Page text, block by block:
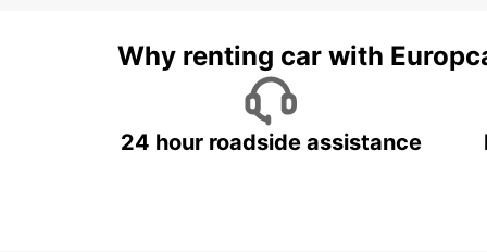
Why renting car with
24 hour roadside assistance